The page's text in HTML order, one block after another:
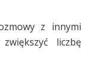
z innymi
liczbę